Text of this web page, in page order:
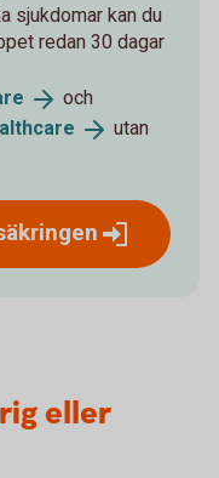
sjukdomar kan du
redan 30 dagar
och
utan
eller